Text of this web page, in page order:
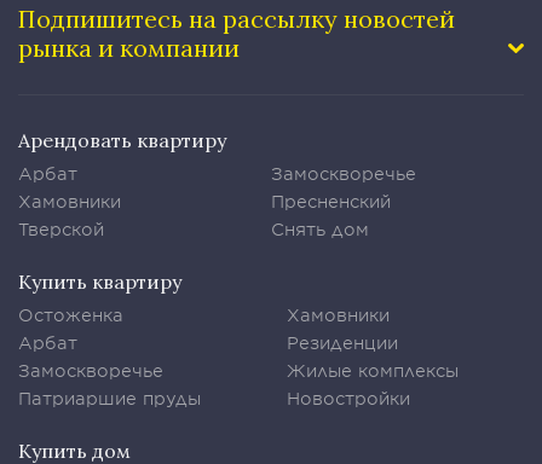
Подпишитесь на рассылку новостей
рынка и компании
Арендовать квартиру
Арбат
Хамовники
Тверской
Замоскворечье
Пресненский
Снять дом
Купить квартиру
Остоженка
Арбат
Замоскворечье
Патриаршие пруды
Хамовники
Резиденции
Жилые комплексы
Новостройки
Купить дом